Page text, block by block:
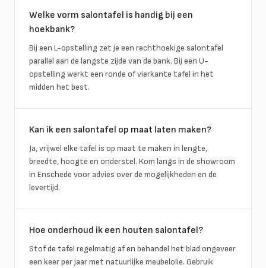
Welke vorm salontafel is handig bij een
hoekbank?
Bij een L-opstelling zet je een rechthoekige salontafel
parallel aan de langste zijde van de bank. Bij een U-
opstelling werkt een ronde of vierkante tafel in het
midden het best.
Kan ik een salontafel op maat laten maken?
Ja, vrijwel elke tafel is op maat te maken in lengte,
breedte, hoogte en onderstel. Kom langs in de showroom
in Enschede voor advies over de mogelijkheden en de
levertijd.
Hoe onderhoud ik een houten salontafel?
Stof de tafel regelmatig af en behandel het blad ongeveer
een keer per jaar met natuurlijke meubelolie. Gebruik